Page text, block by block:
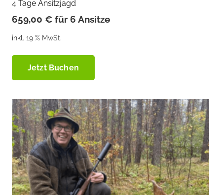
4 Tage Ansitzjagd
659,00 € für 6 Ansitze
inkl. 19 % MwSt.
Jetzt Buchen